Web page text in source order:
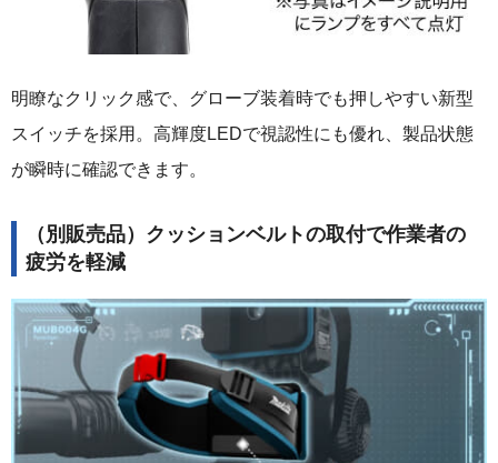
明瞭なクリック感で、グローブ装着時でも押しやすい新型
スイッチを採用。高輝度LEDで視認性にも優れ、製品状態
が瞬時に確認できます。
（別販売品）クッションベルトの取付で作業者の
疲労を軽減